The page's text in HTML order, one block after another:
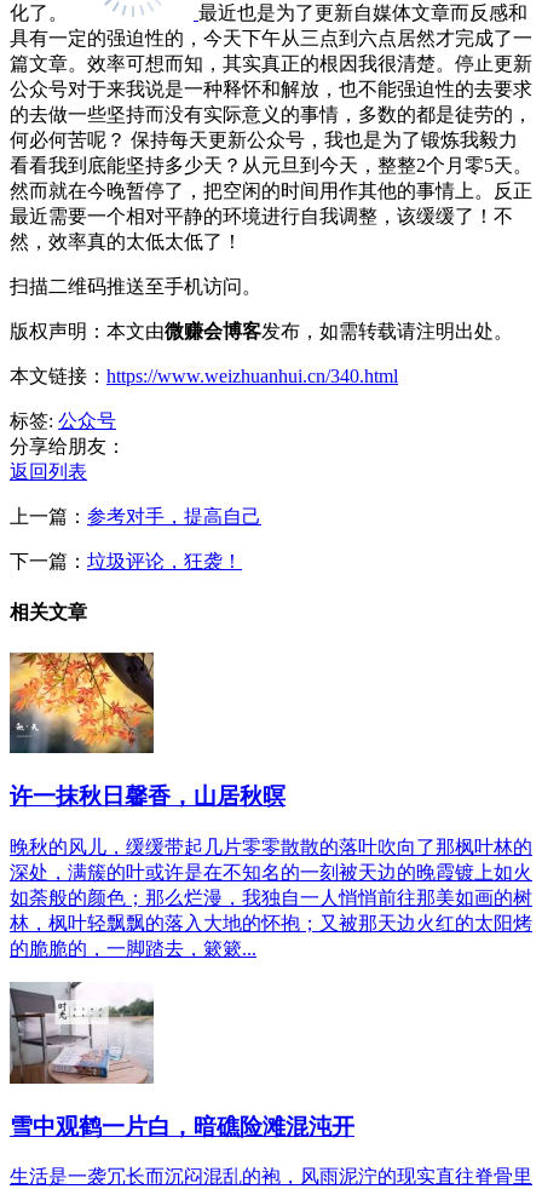
化了。
最近也是为了更新自媒体文章而反感和
具有一定的强迫性的，今天下午从三点到六点居然才完成了一
篇文章。效率可想而知，其实真正的根因我很清楚。停止更新
公众号对于来我说是一种释怀和解放，也不能强迫性的去要求
的去做一些坚持而没有实际意义的事情，多数的都是徒劳的，
何必何苦呢？ 保持每天更新公众号，我也是为了锻炼我毅力
看看我到底能坚持多少天？从元旦到今天，整整2个月零5天。
然而就在今晚暂停了，把空闲的时间用作其他的事情上。反正
最近需要一个相对平静的环境进行自我调整，该缓缓了！不
然，效率真的太低太低了！
扫描二维码推送至手机访问。
版权声明：本文由微赚会博客发布，如需转载请注明出处。
本文链接： https://www.weizhuanhui.cn/340.html
标签: 公众号
分享给朋友：
返回列表
上一篇： 参考对手，提高自己
下一篇： 垃圾评论，狂袭！
相关文章
许一抹秋日馨香，山居秋暝
晚秋的风儿，缓缓带起几片零零散散的落叶吹向了那枫叶林的
深处，满簇的叶或许是在不知名的一刻被天边的晚霞镀上如火
如荼般的颜色；那么烂漫，我独自一人悄悄前往那美如画的树
林，枫叶轻飘飘的落入大地的怀抱；又被那天边火红的太阳烤
的脆脆的，一脚踏去，簌簌...
雪中观鹤一片白，暗礁险滩混沌开
生活是一袭冗长而沉闷混乱的袍，风雨泥泞的现实直往脊骨里